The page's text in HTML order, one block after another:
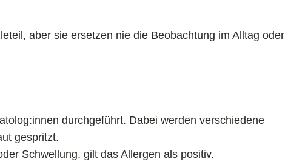
aber sie ersetzen nie die Beobachtung im Alltag oder
durchgeführt. Dabei werden verschiedene
gespritzt.
Schwellung, gilt das Allergen als positiv.